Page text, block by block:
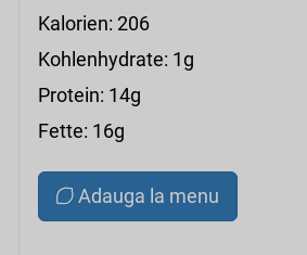
Kalorien: 206
Kohlenhydrate: 1g
Protein: 14g
Fette: 16g
Adauga la menu